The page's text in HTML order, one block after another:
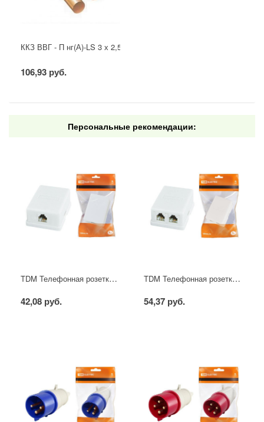
ККЗ ВВГ - П нг(А)-LS 3 х 2,5 ГОСТ
106,93 руб.
Персональные рекомендации:
TDM Телефонная розетка 1-я евро
42,08 руб.
TDM Телефонная розетка 2-я евро
54,37 руб.